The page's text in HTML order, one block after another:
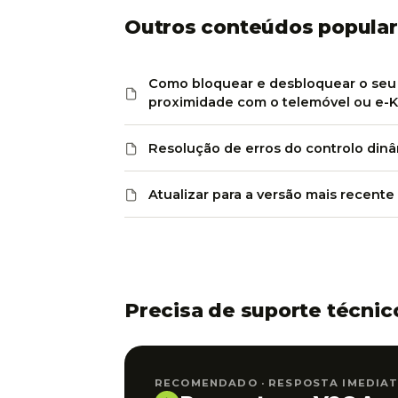
Outros conteúdos
Como bloquear e desbloquear o
proximidade com o telemóvel ou e-
Resolução de erros do controlo
Atualizar para a versão mais
Precisa de suporte
RECOMENDADO · RESPOSTA